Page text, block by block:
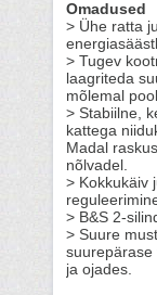
Omadused
> Ühe ratta
> Tugev
laagriteda
mõlemal
> Stabiilne,
kattega
Madal
nõlvadel.
> Kokkukäiv
> B&S 2-
> Suure
suurepärase
ja ojades.